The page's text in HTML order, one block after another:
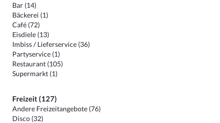
Bar (14)
Bäckerei (1)
Café (72)
Eisdiele (13)
Imbiss / Lieferservice (36)
Partyservice (1)
Restaurant (105)
Supermarkt (1)
Freizeit (127)
Andere Freizeitangebote (76)
Disco (32)